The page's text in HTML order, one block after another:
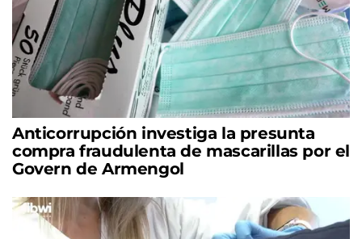
Anticorrupción investiga la presunta
compra fraudulenta de mascarillas por el
Govern de Armengol